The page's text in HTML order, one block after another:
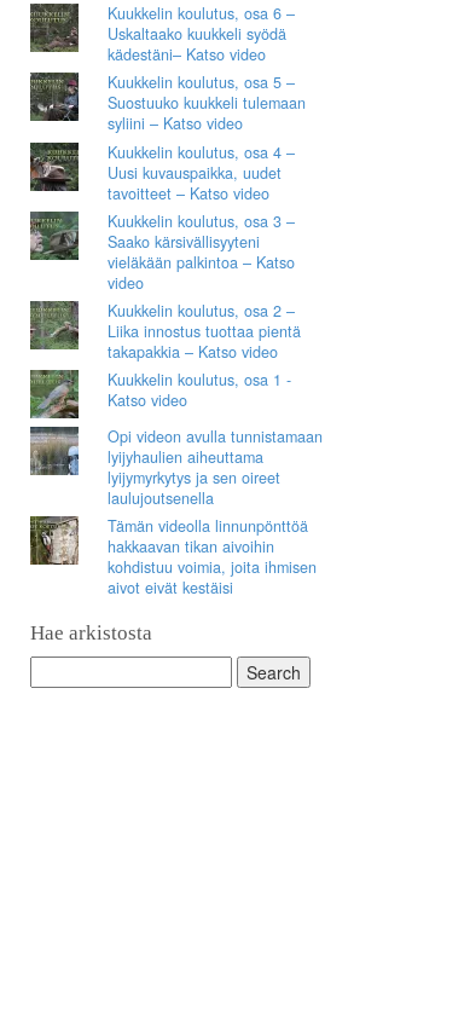
Kuukkelin koulutus, osa 6 –
Uskaltaako kuukkeli syödä
kädestäni– Katso video
Kuukkelin koulutus, osa 5 –
Suostuuko kuukkeli tulemaan
syliini – Katso video
Kuukkelin koulutus, osa 4 –
Uusi kuvauspaikka, uudet
tavoitteet – Katso video
Kuukkelin koulutus, osa 3 –
Saako kärsivällisyyteni
vieläkään palkintoa – Katso
video
Kuukkelin koulutus, osa 2 –
Liika innostus tuottaa pientä
takapakkia – Katso video
Kuukkelin koulutus, osa 1 -
Katso video
Opi videon avulla tunnistamaan
lyijyhaulien aiheuttama
lyijymyrkytys ja sen oireet
laulujoutsenella
Tämän videolla linnunpönttöä
hakkaavan tikan aivoihin
kohdistuu voimia, joita ihmisen
aivot eivät kestäisi
Hae arkistosta
for: